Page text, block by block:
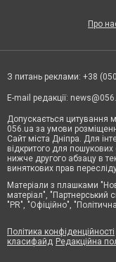
Про
З питань реклами: +38
E-mail редакції:
Допускається цитування
056.ua за умови
Сайт міста Дніпра. Для
відкритого для пошукових
нижче другого абзацу в
виняткових прав
Матеріали з плашками
матеріал", "Партнерський
"PR", "Офіційно",
Політика конфіденційності
класифайд Редакційна